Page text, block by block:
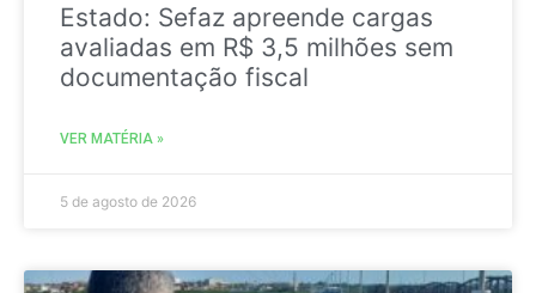
Estado: Sefaz apreende cargas
avaliadas em R$ 3,5 milhões sem
documentação fiscal
VER MATÉRIA »
5 de agosto de 2026